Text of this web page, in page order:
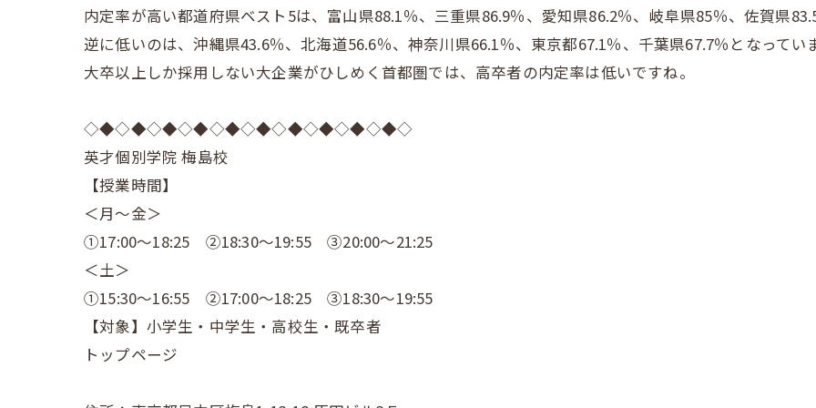
内定率が高い都道府県ベスト5は、富山県88.1％、三重県86.9％、愛知県86.2％、岐阜県85％、佐賀県83.5
逆に低いのは、沖縄県43.6％、北海道56.6％、神奈川県66.1％、東京都67.1％、千葉県67.7％となってい
大卒以上しか採用しない大企業がひしめく首都圏では、高卒者の内定率は低いですね。
◇◆◇◆◇◆◇◆◇◆◇◆◇◆◇◆◇◆◇◆◇
英才個別学院 梅島校
【授業時間】
＜月～金＞
①17:00～18:25 ②18:30～19:55 ③20:00～21:25
＜土＞
①15:30～16:55 ②17:00～18:25 ③18:30～19:55
【対象】小学生・中学生・高校生・既卒者
トップページ